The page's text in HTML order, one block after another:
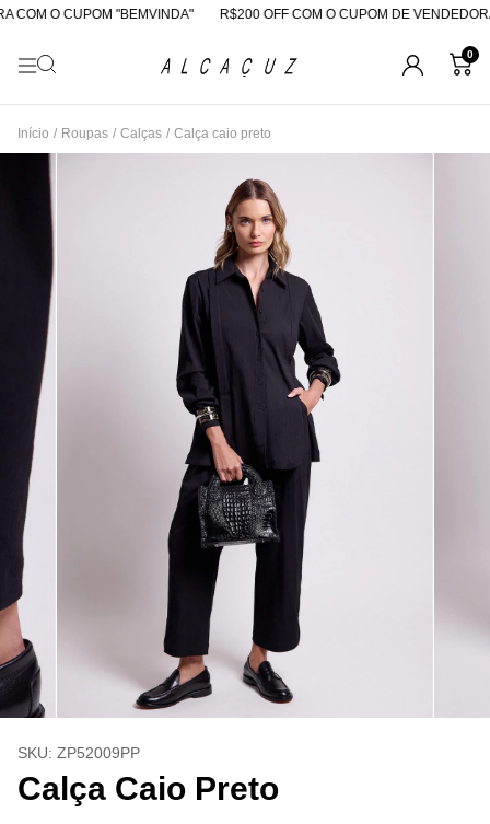
O CUPOM "BEMVINDA" R$200 OFF COM O CUPOM DE VENDEDORA
0
Início / Roupas / Calças / Calça caio preto
SKU: ZP52009PP
Calça Caio Preto